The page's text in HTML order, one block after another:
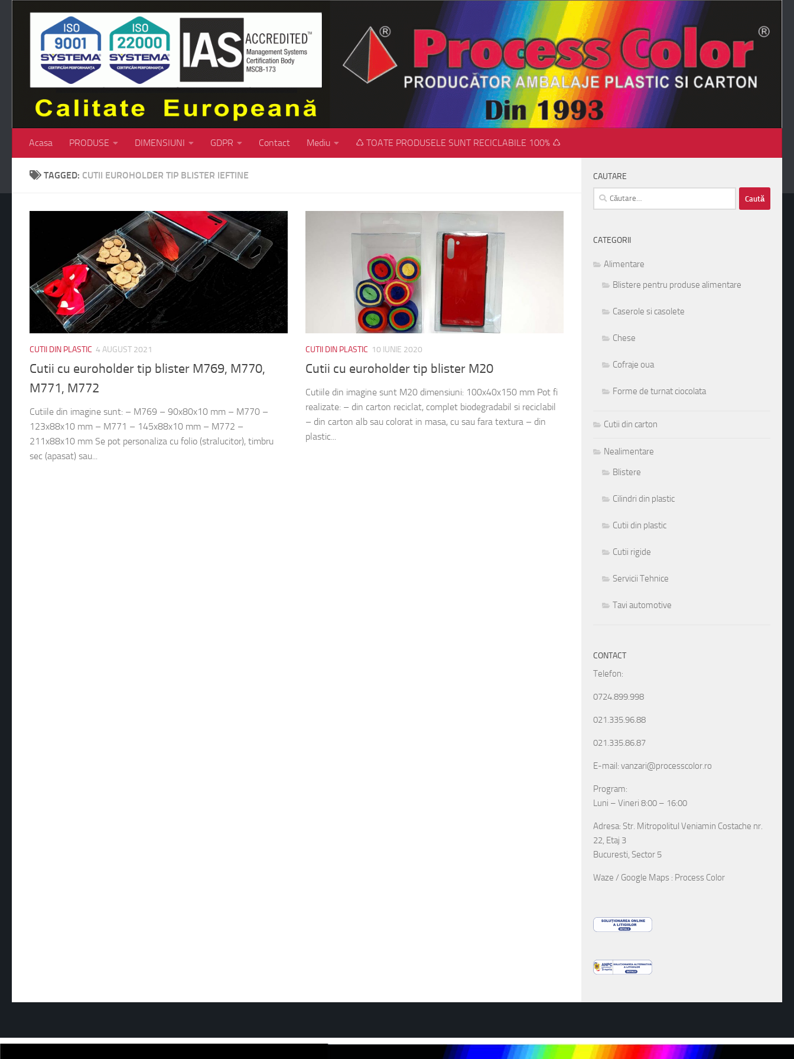
Skip to content
Acasa PRODUSE DIMENSIUNI GDPR Contact Mediu ♺ TOATE PRODUSELE SUNT RECICLABILE 100% ♺
TAGGED: CUTII EUROHOLDER TIP BLISTER IEFTINE
CUTII DIN PLASTIC 4 AUGUST 2021
Cutii cu euroholder tip blister M769, M770,
M771, M772
Cutiile din imagine sunt: – M769 – 90x80x10 mm – M770 –
123x88x10 mm – M771 – 145x88x10 mm – M772 –
211x88x10 mm Se pot personaliza cu folio (stralucitor), timbru
sec (apasat) sau...
CUTII DIN PLASTIC 10 IUNIE 2020
Cutii cu euroholder tip blister M20
Cutiile din imagine sunt M20 dimensiuni: 100x40x150 mm Pot fi
realizate: – din carton reciclat, complet biodegradabil si reciclabil
– din carton alb sau colorat in masa, cu sau fara textura – din
plastic...
CAUTARE
Caută
după:
CATEGORII
Alimentare
Blistere pentru produse alimentare
Caserole si casolete
Chese
Cofraje oua
Forme de turnat ciocolata
Cutii din carton
Nealimentare
Blistere
Cilindri din plastic
Cutii din plastic
Cutii rigide
Servicii Tehnice
Tavi automotive
CONTACT
Telefon:
0724.899.998
021.335.96.88
021.335.86.87
E-mail: vanzari@processcolor.ro
Program:
Luni – Vineri 8:00 – 16:00
Adresa: Str. Mitropolitul Veniamin Costache nr.
22, Etaj 3
Bucuresti, Sector 5
Waze / Google Maps : Process Color